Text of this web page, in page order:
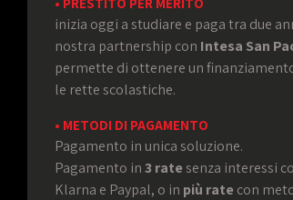
inizia oggi a studiare e paga tra due
nostra partnership con Intesa San
permette di ottenere un
le rette scolastiche.
• METODI DI PAGAMENTO
Pagamento in unica soluzione.
Pagamento in3 ratesenza interessi
Klarna e Paypal, o in più rate con